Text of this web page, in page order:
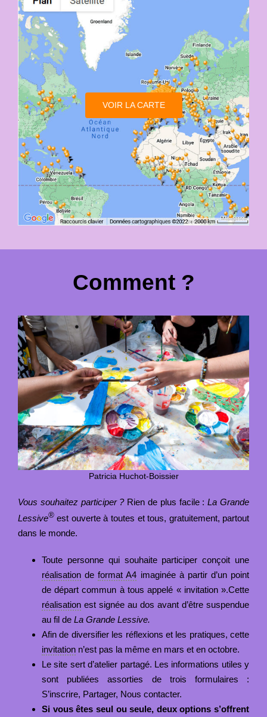
VOIR LA CARTE
Comment ?
Patricia Huchot-Boissier
Vous souhaitez participer ?Rien de plus facile :La Grande
Lessive®est ouverte à toutes et tous, gratuitement, partout
dans le monde.
Toute personne qui souhaite participer conçoit une
réalisationdeformat A4 imaginée à partir d’un point
de départ commun à tous appelé « invitation ».Cette
réalisationest signée au dos avant d’être suspendue
au fil de La Grande Lessive.
Afin de diversifier les réflexions et les pratiques, cette
invitationn’est pas la même en mars et en octobre.
Le site sert d’atelier partagé. Les informations utiles y
sont publiées assorties de trois formulaires :
S’inscrire, Partager, Nous contacter.
Si vous êtes seul ou seule, deux options s’offrent